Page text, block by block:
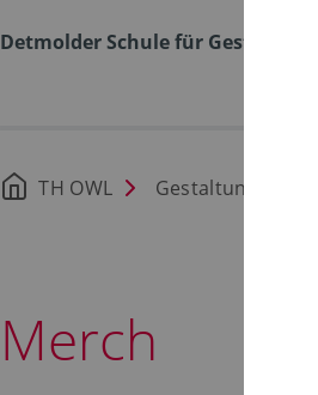
Detmolder Schule für Gestaltung
TH OWL Gestaltung
Merch